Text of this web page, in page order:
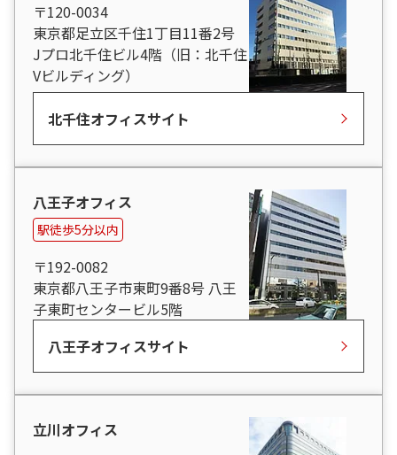
〒120-0034
東京都足立区千住1丁目11番2号
Jプロ北千住ビル4階（旧：北千住
Vビルディング）
北千住オフィスサイト
八王子オフィス
駅徒歩5分以内
〒192-0082
東京都八王子市東町9番8号 八王
子東町センタービル5階
八王子オフィスサイト
立川オフィス